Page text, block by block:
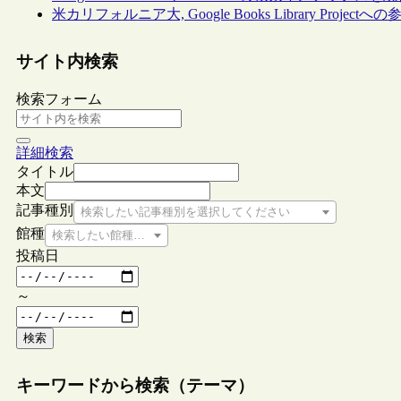
米カリフォルニア大, Google Books Library Projectへの
サイト内検索
検索フォーム
詳細検索
タイトル
本文
記事種別
検索したい記事種別を選択してください
館種 検索したい館種を選択してください
投稿日
～
検索
キーワードから検索（テーマ）